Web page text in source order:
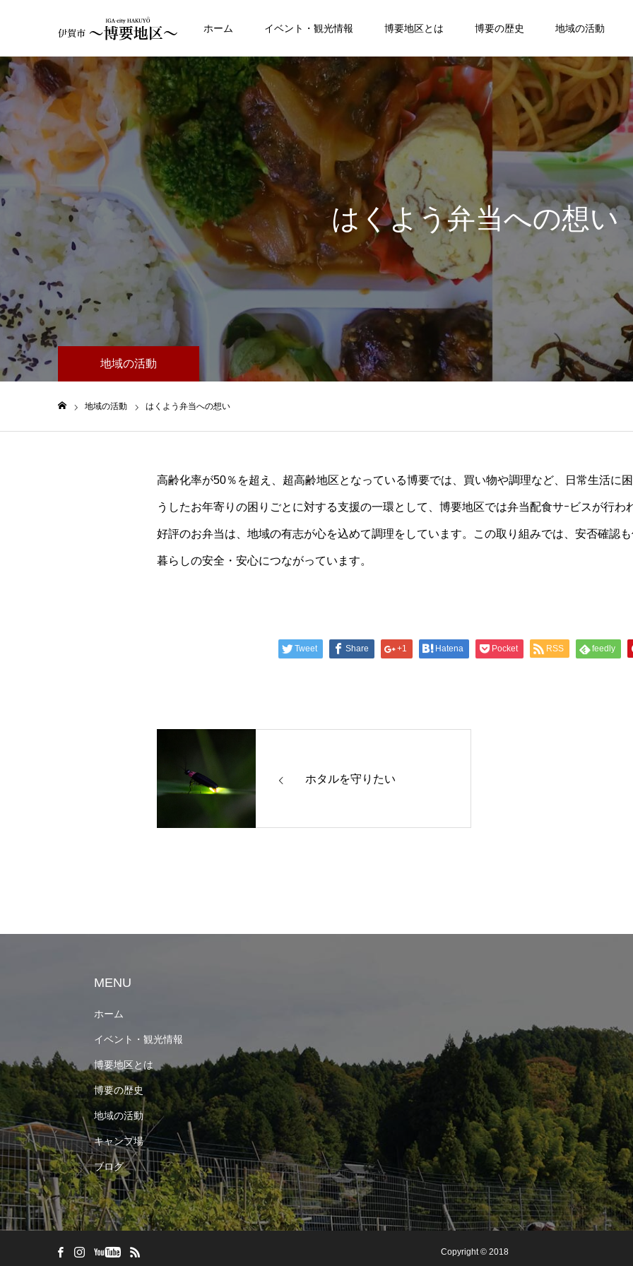
ホーム イベント・観光情報 博要地区とは 博要の歴史 地域の活動
はくよう弁当への想い
地域の活動
地域の活動 はくよう弁当への想い
高齢化率が50％を超え、超高齢地区となっている博要では、買い物や調理など、日常生活に
うしたお年寄りの困りごとに対する支援の一環として、博要地区では弁当配食サｰビスが行わ
好評のお弁当は、地域の有志が心を込めて調理をしています。この取り組みでは、安否確認も
暮らしの安全・安心につながっています。
Tweet Share +1 Hatena Pocket RSS feedly
ホタルを守りたい
MENU
ホーム
イベント・観光情報
博要地区とは
博要の歴史
地域の活動
キャンプ場
ブログ
Copyright © 2018